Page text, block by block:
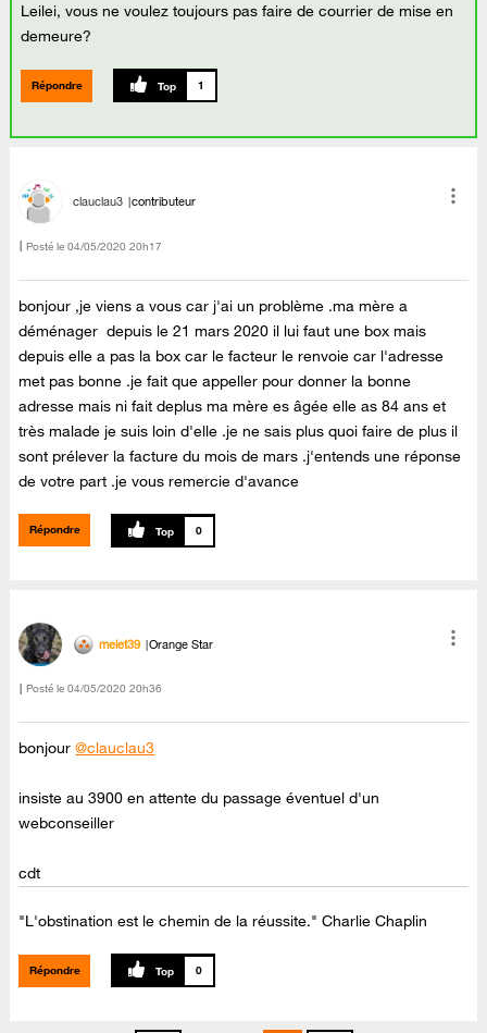
Leilei, vous ne voulez toujours pas faire de courrier de mise en
demeure?
Répondre 1
clauclau3 contributeur
Posté le ‎04/05/2020 20h17
bonjour ,je viens a vous car j'ai un problème .ma mère a
déménager depuis le 21 mars 2020 il lui faut une box mais
depuis elle a pas la box car le facteur le renvoie car l'adresse
met pas bonne .je fait que appeller pour donner la bonne
adresse mais ni fait deplus ma mère es âgée elle as 84 ans et
très malade je suis loin d'elle .je ne sais plus quoi faire de plus il
sont prélever la facture du mois de mars .j'entends une réponse
de votre part .je vous remercie d'avance
Répondre 0
melet39 Orange Star
Posté le ‎04/05/2020 20h36
bonjour@clauclau3
insiste au 3900 en attente du passage éventuel d'un
webconseiller
cdt
"L'obstination est le chemin de la réussite." Charlie Chaplin
Répondre 0